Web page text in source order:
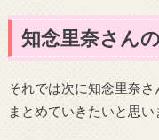
知念里奈さん
それでは次に知念里奈
まとめていきたいと思い